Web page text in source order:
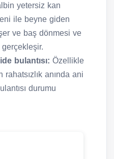
yetersiz kan
ile beyne giden
ve baş dönmesi ve
gerçekleşir.
bulantısı: Özellikle
anında ani
durumu